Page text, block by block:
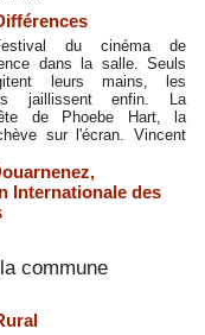
du cinéma de
dans la salle. Seuls
leurs mains, les
jaillissent enfin. La
de Phoebe Hart, la
sur l'écran. Vincent
,
Internationale des
commune